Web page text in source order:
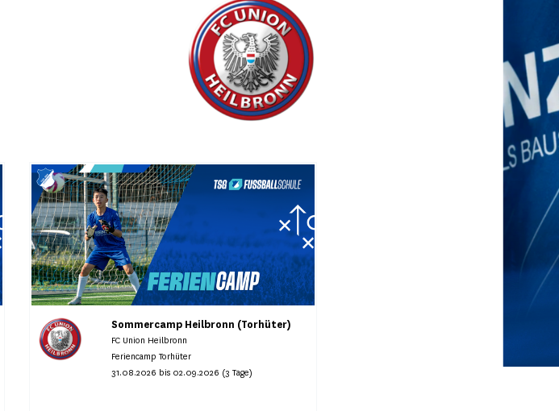
Sommercamp Heilbronn (Torhüter)
FC Union Heilbronn
Feriencamp Torhüter
31.08.2026 bis 02.09.2026 (3 Tage)